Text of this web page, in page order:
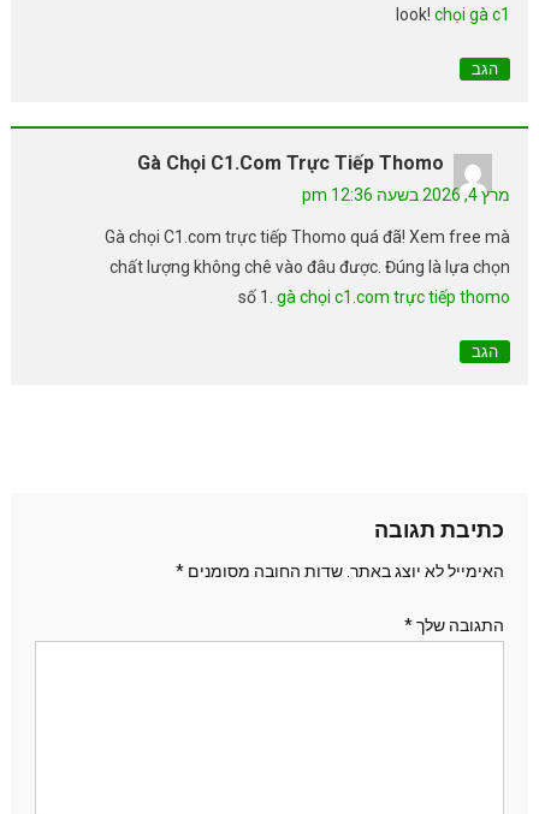
look!chọi gà c1
הגב
Gà Chọi C1.com Trực Tiếp Thomo
מרץ 4, 2026 בשעה 12:36 pm
Gà chọi C1.com trực tiếp Thomo quá đã! Xem free mà
chất lượng không chê vào đâu được. Đúng là lựa chọn
số 1.gà chọi c1.com trực tiếp thomo
הגב
כתיבת תגובה
האימייל לא יוצג באתר. שדות החובה מסומנים *
התגובה שלך*